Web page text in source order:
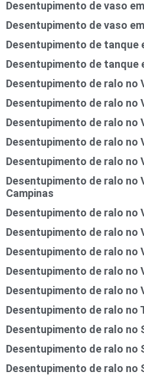
Desentupimento de vaso
Desentupimento de vaso
Desentupimento de tanque
Desentupimento de tanque
Desentupimento de ralo no
Desentupimento de ralo no
Desentupimento de ralo no
Desentupimento de ralo no
Desentupimento de ralo no
Desentupimento de ralo no
Campinas
Desentupimento de ralo no
Desentupimento de ralo no
Desentupimento de ralo no
Desentupimento de ralo no
Desentupimento de ralo no
Desentupimento de ralo no
Desentupimento de ralo no
Desentupimento de ralo no
Desentupimento de ralo no